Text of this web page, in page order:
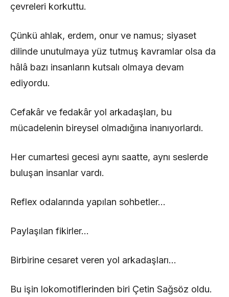
çevreleri korkuttu.
Çünkü ahlak, erdem, onur ve namus; siyaset
dilinde unutulmaya yüz tutmuş kavramlar olsa da
hâlâ bazı insanların kutsalı olmaya devam
ediyordu.
Cefakâr ve fedakâr yol arkadaşları, bu
mücadelenin bireysel olmadığına inanıyorlardı.
Her cumartesi gecesi aynı saatte, aynı seslerde
buluşan insanlar vardı.
Reflex odalarında yapılan sohbetler…
Paylaşılan fikirler…
Birbirine cesaret veren yol arkadaşları…
Bu işin lokomotiflerinden biri Çetin Sağsöz oldu.